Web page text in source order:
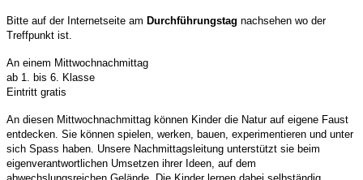
Bitte auf der Internetseite am Durchführungstag nachsehen wo der
Treffpunkt ist.
An einem Mittwochnachmittag
ab 1. bis 6. Klasse
Eintritt gratis
An diesen Mittwochnachmittag können Kinder die Natur auf eigene Faust
entdecken. Sie können spielen, werken, bauen, experimentieren und unter
sich Spass haben. Unsere Nachmittagsleitung unterstützt sie beim
eigenverantwortlichen Umsetzen ihrer Ideen, auf dem